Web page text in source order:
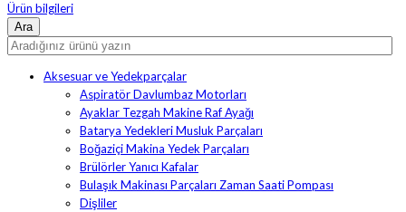
Ürün bilgileri
Aksesuar ve Yedekparçalar
Aspiratör Davlumbaz Motorları
Ayaklar Tezgah Makine Raf Ayağı
Batarya Yedekleri Musluk Parçaları
Boğaziçi Makina Yedek Parçaları
Brülörler Yanıcı Kafalar
Bulaşık Makinası Parçaları Zaman Saati Pompası
Dişliler